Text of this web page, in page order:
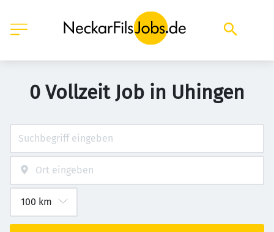
0 Vollzeit Job in Uhingen